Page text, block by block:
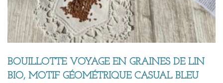
BOUILLOTTE VOYAGE EN GRAINES DE LIN
BIO, MOTIF GÉOMÉTRIQUE CASUAL BLEU